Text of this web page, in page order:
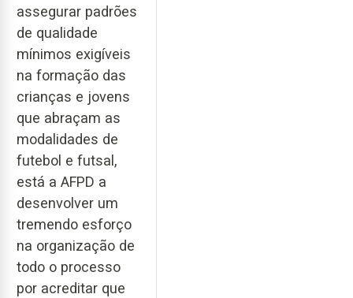
assegurar padrões
de qualidade
mínimos exigíveis
na formação das
crianças e jovens
que abraçam as
modalidades de
futebol e futsal,
está a AFPD a
desenvolver um
tremendo esforço
na organização de
todo o processo
por acreditar que